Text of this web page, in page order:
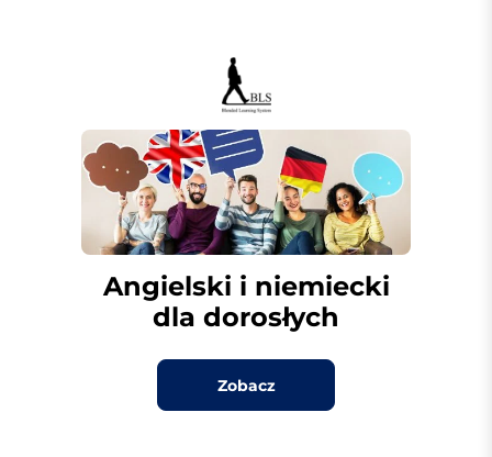
Angielski i niemiecki
dla dorosłych
Zobacz